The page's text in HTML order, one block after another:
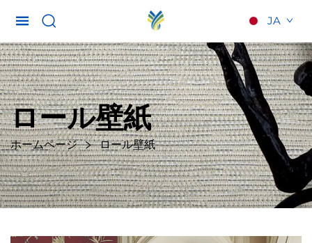
JA
ロール壁紙
ホームページ ロール壁紙